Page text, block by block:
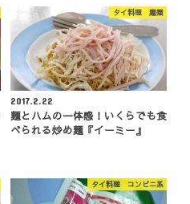
タイ料理 麺類
2017.2.22
麺とハムの一体感！いくらでも食
べられる炒め麺『イーミー』
タイ料理 コンビニ系